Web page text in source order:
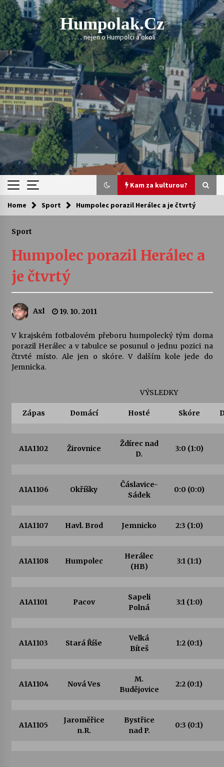
Skip
to
content
Humpolak.cz
. . . . . nejen o Humpolci a okolí
Kam za kulturou?
Kam za kulturou?
4. 8. 2026
kapkou
Veselí muzikanti
30. 7. 2026
22. 7. 2026
Vysočinka
Ozvěny prázdnin
Za kulturou kousek za Humpolec. V Želivě ožije
3. 7. 2026
Home Sport Humpolec porazil Herálec a je čtvrtý
Sport
Humpolec porazil Herálec a
je čtvrtý
Axl 19. 10. 2011
V krajském fotbalovém přeboru humpolecký tým doma
porazil Herálec a v tabulce se posunul o jednu pozici na
čtrvté místo. Ale jen o skóre. V dalším kole jede do
Jemnicka.
VÝSLEDKY
Zápas Domácí Hosté Skóre
A1A1102 Žirovnice
Ždírec nad
D.
3:0 (1:0)
A1A1106 Okříšky
Čáslavice-
Sádek
0:0 (0:0)
A1A1107 Havl. Brod Jemnicko 2:3 (1:0)
A1A1108 Humpolec
Herálec
(HB)
3:1 (1:1)
A1A1101 Pacov
Sapeli
Polná
3:1 (1:0)
A1A1103 Stará Říše
Velká
Bíteš
1:2 (0:1)
A1A1104 Nová Ves
M.
Budějovice
2:2 (0:1)
A1A1105
Jaroměřice
n.R.
Bystřice
nad P.
0:3 (0:1)